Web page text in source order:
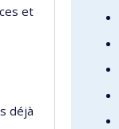
et
déjà